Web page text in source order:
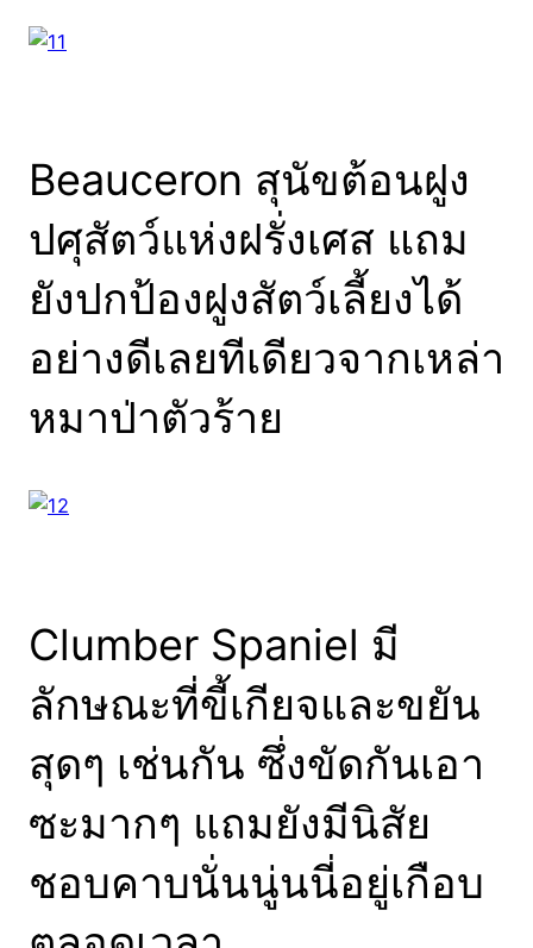
Beauceron สุนัขต้อนฝูง
ปศุสัตว์แห่งฝรั่งเศส แถม
ยังปกป้องฝูงสัตว์เลี้ยงได้
อย่างดีเลยทีเดียวจากเหล่า
หมาป่าตัวร้าย
Clumber Spaniel มี
ลักษณะที่ขี้เกียจและขยัน
สุดๆ เช่นกัน ซึ่งขัดกันเอา
ซะมากๆ แถมยังมีนิสัย
ชอบคาบนั่นนู่นนี่อยู่เกือบ